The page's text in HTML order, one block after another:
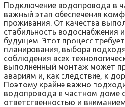
Подключение водопровода в
важный этап обеспечения
проживания. От качества
стабильность водоснабжения
будущем. Этот процесс
планирования, выбора
соблюдения всех
выполненный монтаж может
авариям и, как следствие, к
Поэтому крайне важно
водопровода в частном доме
ответственностью и